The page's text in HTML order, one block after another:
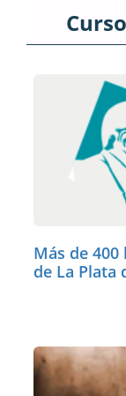
Más de
de La Plata